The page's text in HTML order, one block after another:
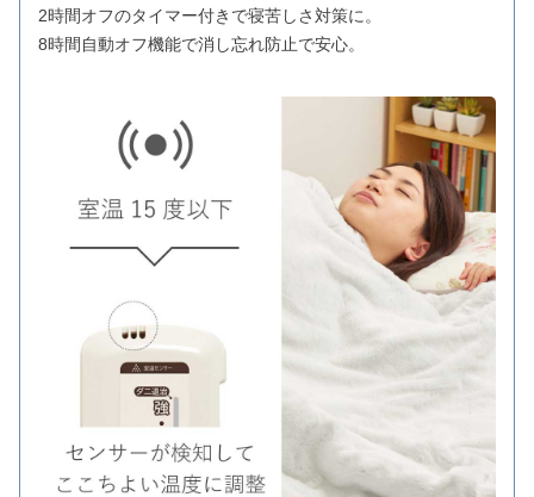
2時間オフのタイマー付きで寝苦しさ対策に。
8時間自動オフ機能で消し忘れ防止で安心。